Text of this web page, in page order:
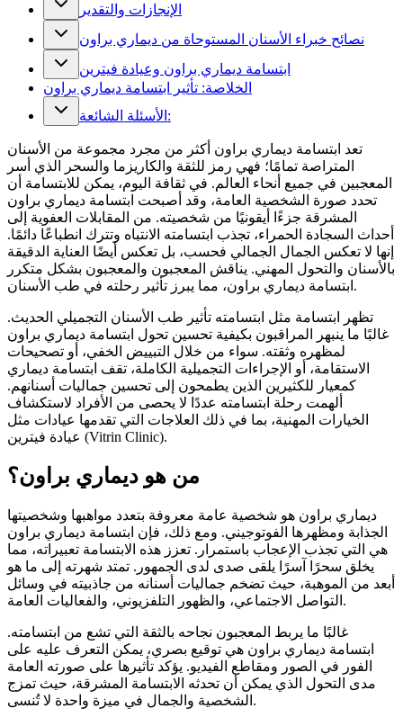
الإنجازات والتقدير
نصائح خبراء الأسنان المستوحاة من ديماري براون
ابتسامة ديماري براون وعيادة فيترين
الخلاصة: تأثير ابتسامة ديماري براون
الأسئلة الشائعة:
تعد ابتسامة ديماري براون أكثر من مجرد مجموعة من الأسنان
المتراصة تمامًا؛ فهي رمز للثقة والكاريزما والسحر الذي أسر
المعجبين في جميع أنحاء العالم. في ثقافة اليوم، يمكن للابتسامة أن
تحدد صورة الشخصية العامة، وقد أصبحت ابتسامة ديماري براون
المشرقة جزءًا أيقونيًا من شخصيته. من المقابلات العفوية إلى
أحداث السجادة الحمراء، تجذب ابتسامته الانتباه وتترك انطباعًا دائمًا.
إنها لا تعكس الجمال الجمالي فحسب، بل تعكس أيضًا العناية الدقيقة
بالأسنان والتحول المهني. يناقش المعجبون والمعجبون بشكل متكرر
ابتسامة ديماري براون، مما يبرز تأثير رحلته في طب الأسنان.
تظهر ابتسامة مثل ابتسامته تأثير طب الأسنان التجميلي الحديث.
غالبًا ما ينبهر المراقبون بكيفية تحسين تحول ابتسامة ديماري براون
لمظهره وثقته. سواء من خلال التبييض الخفي، أو تصحيحات
الاستقامة، أو الإجراءات التجميلية الكاملة، تقف ابتسامة ديماري
كمعيار للكثيرين الذين يطمحون إلى تحسين جماليات أسنانهم.
ألهمت رحلة ابتسامته عددًا لا يحصى من الأفراد لاستكشاف
الخيارات المهنية، بما في ذلك العلاجات التي تقدمها عيادات مثل
عيادة فيترين (Vitrin Clinic).
من هو ديماري براون؟
ديماري براون هو شخصية عامة معروفة بتعدد مواهبها وشخصيتها
الجذابة ومظهرها الفوتوجيني. ومع ذلك، فإن ابتسامة ديماري براون
هي التي تجذب الإعجاب باستمرار. تعزز هذه الابتسامة تعبيراته، مما
يخلق سحرًا آسرًا يلقى صدى لدى الجمهور. تمتد شهرته إلى ما هو
أبعد من الموهبة، حيث تضخم جماليات أسنانه من جاذبيته في وسائل
التواصل الاجتماعي، والظهور التلفزيوني، والفعاليات العامة.
غالبًا ما يربط المعجبون نجاحه بالثقة التي تشع من ابتسامته.
ابتسامة ديماري براون هي توقيع بصري، يمكن التعرف عليه على
الفور في الصور ومقاطع الفيديو. يؤكد تأثيرها على صورته العامة
مدى التحول الذي يمكن أن تحدثه الابتسامة المشرقة، حيث تمزج
الشخصية والجمال في ميزة واحدة لا تُنسى.